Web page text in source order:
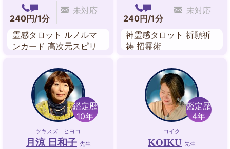
240円/1分
未対応
霊感タロット ルノルマ
ンカード 高次元スピリ
240円/1分
未対応
神霊感タロット 祈願祈
祷 招霊術
鑑定歴
10年
ツキスズ ヒヨコ
月涼 日和子 先生
鑑定歴
4年
コイク
KOIKU 先生